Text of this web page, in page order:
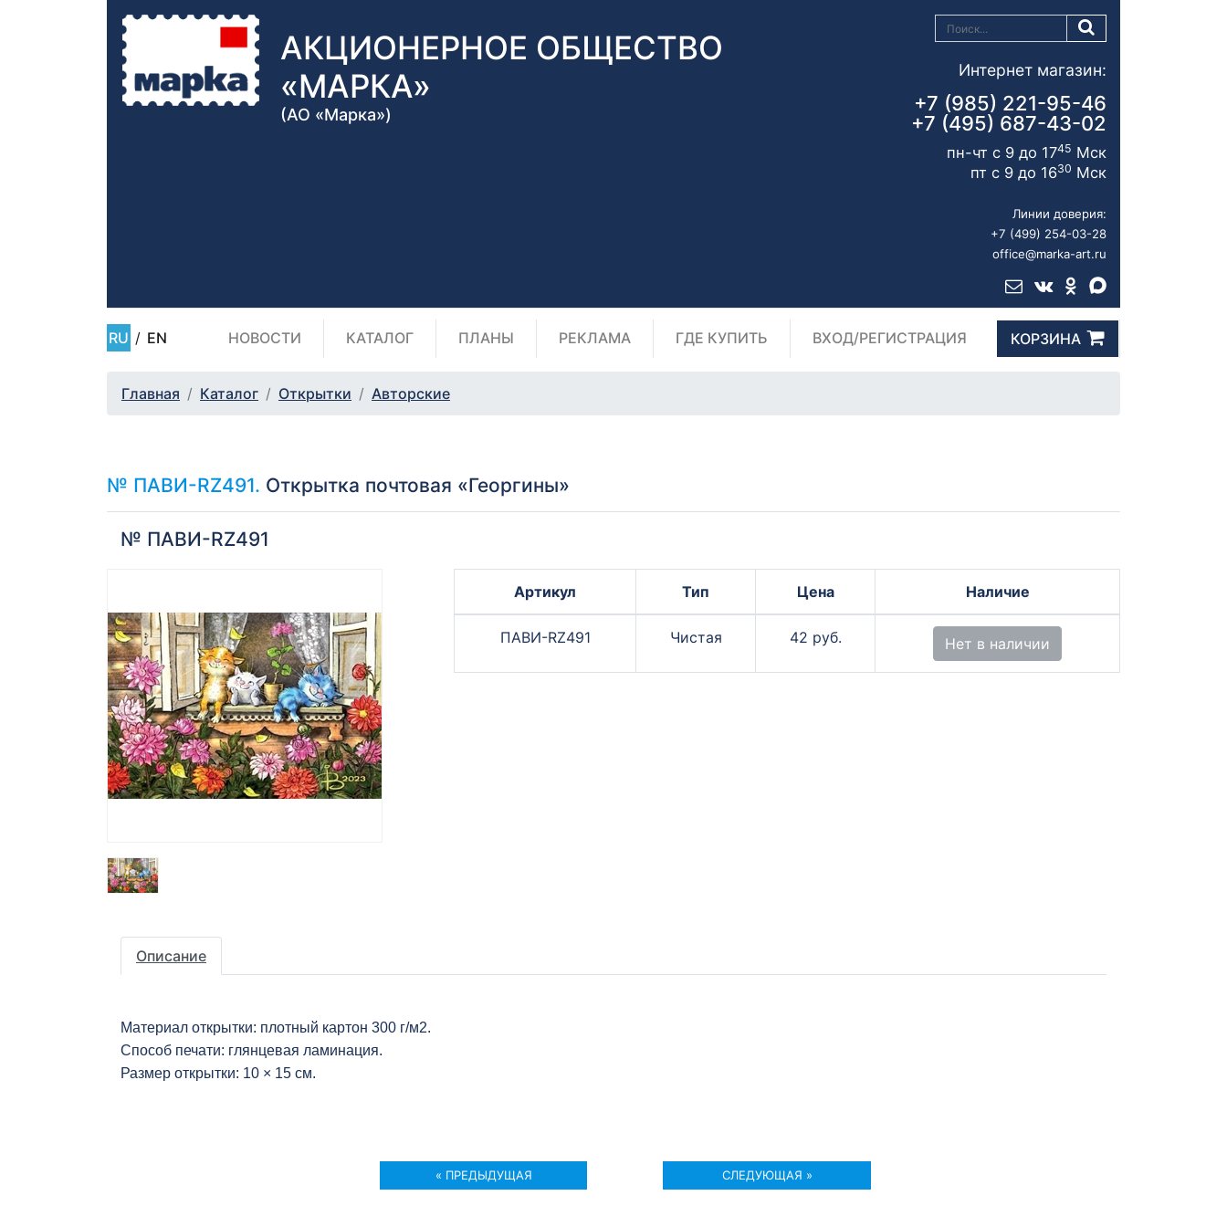
АКЦИОНЕРНОЕ ОБЩЕСТВО
«МАРКА»
(АО «Марка»)
Интернет магазин:
+7 (985) 221-95-46
+7 (495) 687-43-02
пн-чт с 9 до 1745 Мск
пт с 9 до 1630 Мск
Линии доверия:
+7 (499) 254-03-28
office@marka-art.ru
RU / EN НОВОСТИ КАТАЛОГ ПЛАНЫ РЕКЛАМА ГДЕ КУПИТЬ ВХОД/РЕГИСТРАЦИЯ КОРЗИНА
Главная Каталог Открытки Авторские
№ ПАВИ-RZ491. Открытка почтовая «Георгины»
№ ПАВИ-RZ491
Артикул Тип Цена Наличие
ПАВИ-RZ491 Чистая 42 руб. Нет в наличии
Описание
Материал открытки: плотный картон 300 г/м2.
Способ печати: глянцевая ламинация.
Размер открытки: 10 × 15 см.
« ПРЕДЫДУЩАЯ СЛЕДУЮЩАЯ »